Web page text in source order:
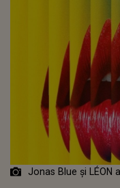
Jonas Blue și LÉON